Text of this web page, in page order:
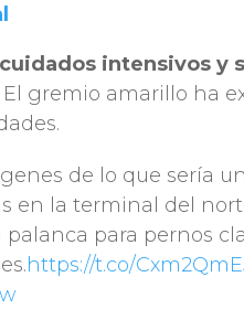
intensivos y
gremio amarillo ha
de lo que sería
en la terminal del
para pernos
https://t.co/